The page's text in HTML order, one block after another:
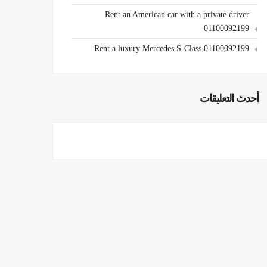
Rent an American car with a private driver
01100092199
Rent a luxury Mercedes S-Class 01100092199
أحدث التعليقات